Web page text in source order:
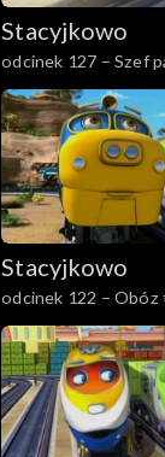
Stacyjkowo
odcinek 127 – Szef
Stacyjkowo
odcinek 122 –